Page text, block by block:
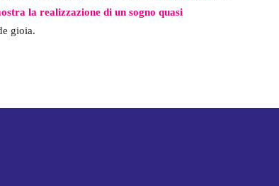
la realizzazione di un sogno quasi
gioia.